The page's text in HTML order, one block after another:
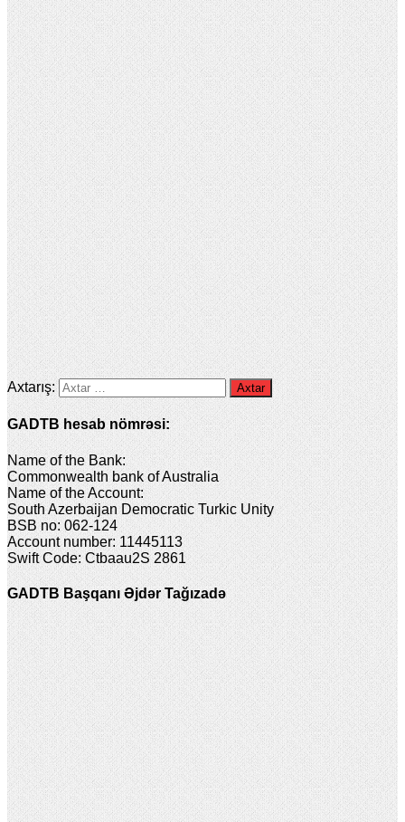
Axtarış:
GADTB hesab nömrəsi:
Name of the Bank:
Commonwealth bank of Australia
Name of the Account:
South Azerbaijan Democratic Turkic Unity
BSB no: 062-124
Account number: 11445113
Swift Code: Ctbaau2S 2861
GADTB Başqanı Əjdər Tağızadə